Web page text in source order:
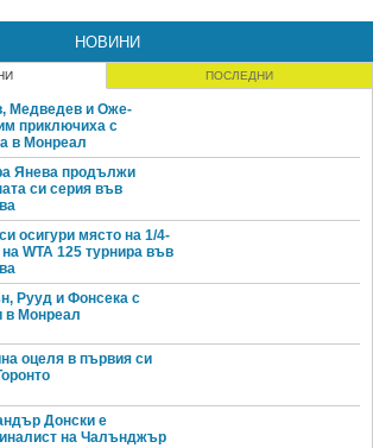
НОВИНИ
ПОСЛЕДНИ
Медведев и Оже-
приключиха с
в Монреал
Янева продължи
си серия във
осигури място на 1/4-
WTA 125 турнира във
Рууд и Фонсека с
в Монреал
оцеля в първия си
Донски е
на Чалънджър